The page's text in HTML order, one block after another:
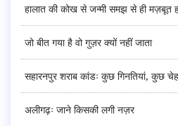
हालात की कोख से जन्मी समझ से ही मज़बूत
जो बीत गया है वो गुज़र क्यों नहीं जाता
सहारनपुर शराब कांडः कुछ गिनतियां, कुछ
अलीगढ़ः जाने किसकी लगी नज़र